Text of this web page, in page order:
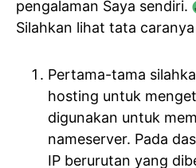
pengalaman Saya sendiri.
Silahkan lihat tata
Pertama-tama
hosting untuk
digunakan untuk
nameserver. Pada
IP berurutan yang